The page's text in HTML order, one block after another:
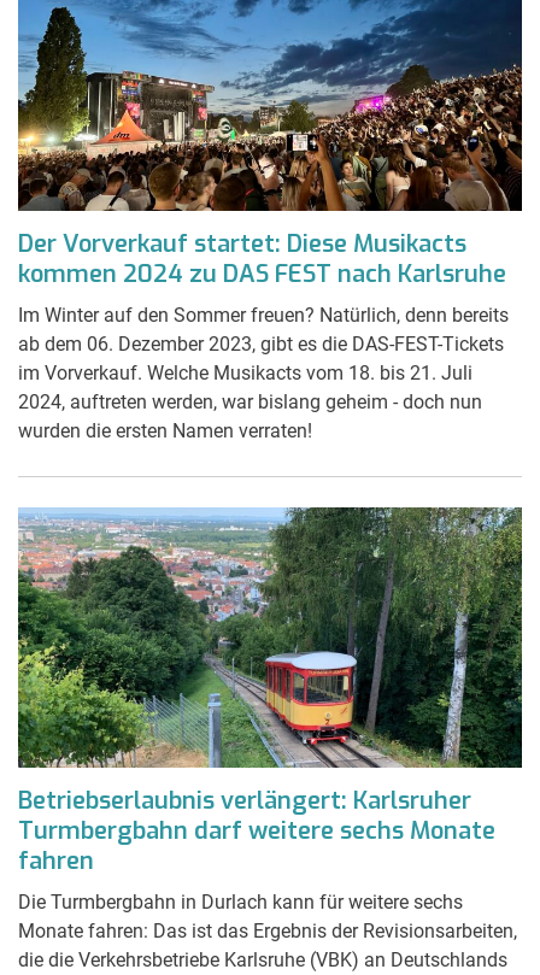
Der Vorverkauf startet: Diese Musikacts
kommen 2024 zu DAS FEST nach Karlsruhe
Im Winter auf den Sommer freuen? Natürlich, denn bereits
ab dem 06. Dezember 2023, gibt es die DAS-FEST-Tickets
im Vorverkauf. Welche Musikacts vom 18. bis 21. Juli
2024, auftreten werden, war bislang geheim - doch nun
wurden die ersten Namen verraten!
Betriebserlaubnis verlängert: Karlsruher
Turmbergbahn darf weitere sechs Monate
fahren
Die Turmbergbahn in Durlach kann für weitere sechs
Monate fahren: Das ist das Ergebnis der Revisionsarbeiten,
die die Verkehrsbetriebe Karlsruhe (VBK) an Deutschlands